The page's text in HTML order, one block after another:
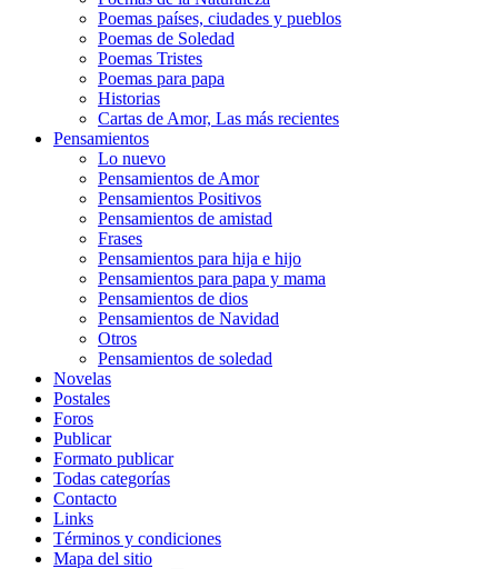
Poemas países, ciudades y pueblos
Poemas de Soledad
Poemas Tristes
Poemas para papa
Historias
Cartas de Amor, Las más recientes
Pensamientos
Lo nuevo
Pensamientos de Amor
Pensamientos Positivos
Pensamientos de amistad
Frases
Pensamientos para hija e hijo
Pensamientos para papa y mama
Pensamientos de dios
Pensamientos de Navidad
Otros
Pensamientos de soledad
Novelas
Postales
Foros
Publicar
Formato publicar
Todas categorías
Contacto
Links
Términos y condiciones
Mapa del sitio